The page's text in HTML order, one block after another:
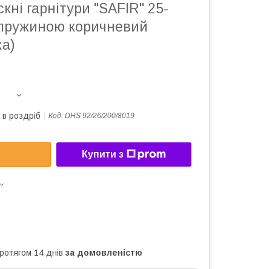
гарнітури "SAFIR" 25-
коричневий
роздріб Код: DHS 92/26/200/8019
Купити з
14 днів за домовленістю